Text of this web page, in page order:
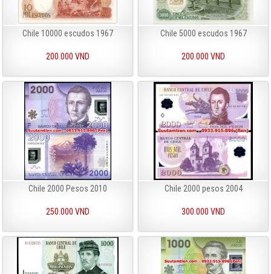
Chile 10000 escudos 1967
200.000 VND
Chile 5000 escudos 1967
200.000 VND
Chile 2000 Pesos 2010
250.000 VND
Chile 2000 pesos 2004
300.000 VND